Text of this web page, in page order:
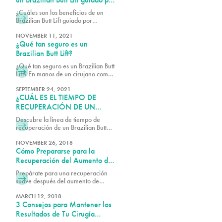
ultrasonido?
¿Cuáles son los beneficios de un
Brazilian Butt Lift guiado por
hace que tu BBL sea más seguro!
NOVEMBER 11, 2021
¿Qué tan seguro es un
Brazilian Butt Lift?
¿Qué tan seguro es un Brazilian Butt
Lift? En manos de un cirujano como
efectiva. ¡Programa una consulta
con PURE Plastic Surgery ahora
para descubrirlo!
SEPTEMBER 24, 2021
¿CUÁL ES EL TIEMPO DE
RECUPERACIÓN DE UN
BRAZILIAN BUTT LIFT?
Descubre la línea de tiempo de
recuperación de un Brazilian Butt
curación, consejos para mayor
comodidad y lo que puedes esperar
para obtener los mejores resultados.
NOVEMBER 26, 2018
Cómo Prepararse para la
Recuperación del Aumento de
Senos
Prepárate para una recuperación
suave después del aumento de
esenciales. Aprende cómo
prepararte, manejar las molestias y
promover una sanación óptima.
MARCH 12, 2018
3 Consejos para Mantener los
Resultados de Tu Cirugía